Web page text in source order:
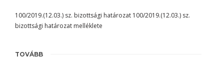
100/2019.(12.03.) sz. bizottsági határozat 100/2019.(12.03.) sz.
bizottsági határozat melléklete
TOVÁBB